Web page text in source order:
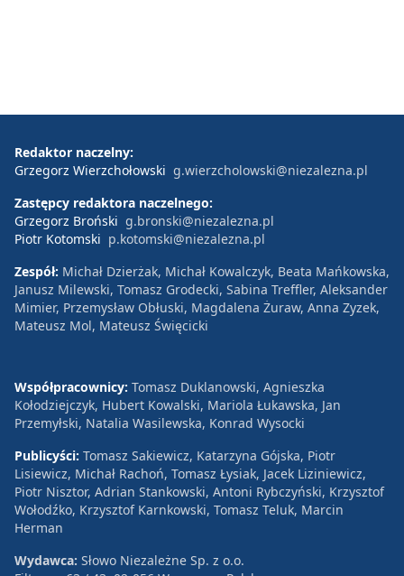
Redaktor naczelny:
Grzegorz Wierzchołowski g.wierzcholowski@niezalezna.pl
Zastępcy redaktora naczelnego:
Grzegorz Broński g.bronski@niezalezna.pl
Piotr Kotomski p.kotomski@niezalezna.pl
Zespół: Michał Dzierżak, Michał Kowalczyk, Beata Mańkowska,
Janusz Milewski, Tomasz Grodecki, Sabina Treffler, Aleksander
Mimier, Przemysław Obłuski, Magdalena Żuraw, Anna Zyzek,
Mateusz Mol, Mateusz Święcicki
Współpracownicy: Tomasz Duklanowski, Agnieszka
Kołodziejczyk, Hubert Kowalski, Mariola Łukawska, Jan
Przemyłski, Natalia Wasilewska, Konrad Wysocki
Publicyści: Tomasz Sakiewicz, Katarzyna Gójska, Piotr
Lisiewicz, Michał Rachoń, Tomasz Łysiak, Jacek Liziniewicz,
Piotr Nisztor, Adrian Stankowski, Antoni Rybczyński, Krzysztof
Wołodźko, Krzysztof Karnkowski, Tomasz Teluk, Marcin
Herman
Wydawca: Słowo Niezależne Sp. z o.o.